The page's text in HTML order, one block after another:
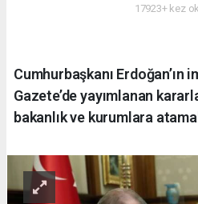
17923+ kez
Cumhurbaşkanı Erdoğan’ın
Gazete’de yayımlanan
bakanlık ve kurumlara